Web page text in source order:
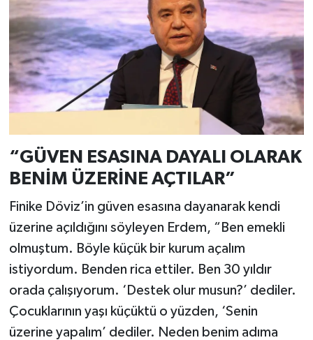
“GÜVEN ESASINA DAYALI OLARAK
BENİM ÜZERİNE AÇTILAR”
Finike Döviz’in güven esasına dayanarak kendi
üzerine açıldığını söyleyen Erdem, “Ben emekli
olmuştum. Böyle küçük bir kurum açalım
istiyordum. Benden rica ettiler. Ben 30 yıldır
orada çalışıyorum. ‘Destek olur musun?’ dediler.
Çocuklarının yaşı küçüktü o yüzden, ‘Senin
üzerine yapalım’ dediler. Neden benim adıma